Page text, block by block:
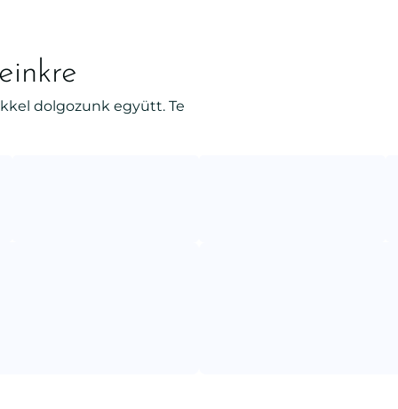
dolgozunk együtt. Te